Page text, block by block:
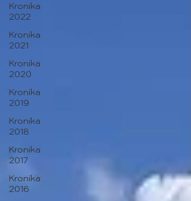
Kronika
2022
Kronika
2021
Kronika
2020
Kronika
2019
Kronika
2018
Kronika
2017
Kronika
2016